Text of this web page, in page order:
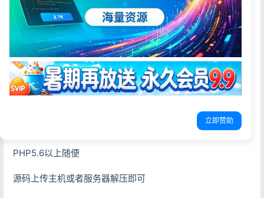
源码简介
彩虹自助下单系统,集成下单、发卡、对接、支付、分销功能
于一体,多套销售模板,最完善的自助下单系统。
此版本为破解免授权版
PHP5.6以上随便
源码上传主机或者服务器解压即可
立即赞助